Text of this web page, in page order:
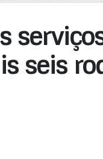
seis